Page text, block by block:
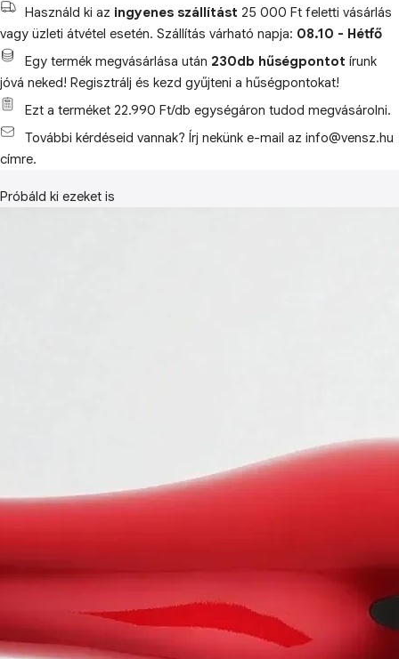
Használd ki az ingyenes szállítást 25 000 Ft feletti vásárlás
vagy üzleti átvétel esetén. Szállítás várható napja: 08.10 - Hétfő
Egy termék megvásárlása után 230db hűségpontot írunk
jóvá neked! Regisztrálj és kezd gyűjteni a hűségpontokat!
Ezt a terméket 22.990 Ft/db egységáron tudod megvásárolni.
További kérdéseid vannak? Írj nekünk e-mail az info@vensz.hu
címre.
Próbáld ki ezeket is